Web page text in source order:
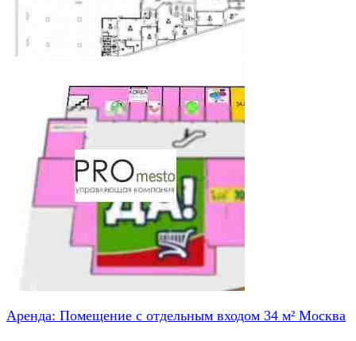
Аренда: Помещение с отдельным входом 34 м² Москва